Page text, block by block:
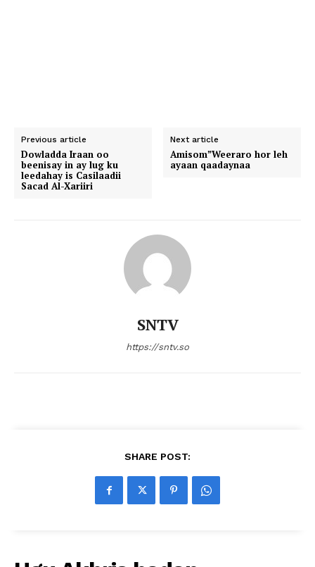
Previous article
Dowladda Iraan oo
beenisay in ay lug ku
leedahay is Casilaadii
Sacad Al-Xariiri
Next article
Amisom”Weeraro hor leh
ayaan qaadaynaa
SNTV
https://sntv.so
SHARE POST: